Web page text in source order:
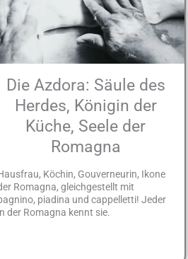
Die Azdora: Säule des
Herdes, Königin der
Küche, Seele der
Romagna
Köchin, Gouverneurin, Ikone
Romagna, gleichgestellt mit
piadina und cappelletti! Jeder
der Romagna kennt sie.